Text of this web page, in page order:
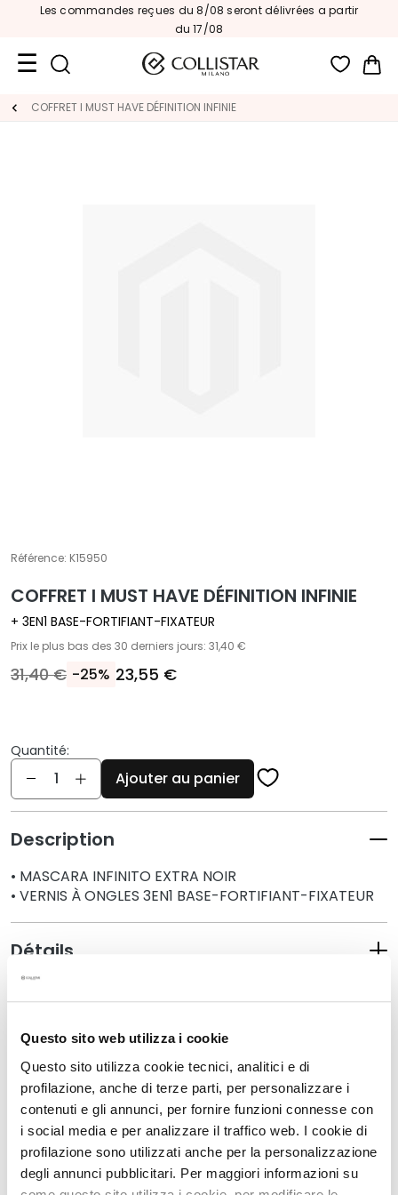
Questo sito web utilizza i cookie
Questo sito utilizza cookie tecnici, analitici e di
profilazione, anche di terze parti, per personalizzare i
contenuti e gli annunci, per fornire funzioni connesse con
i social media e per analizzare il traffico web. I cookie di
profilazione sono utilizzati anche per la personalizzazione
degli annunci pubblicitari. Per maggiori informazioni su
Les commandes reçues du 8/08 seront délivrées a partir
du 17/08
Format
m
n
t
p
f
i
q
e
N
t
o
y
n
t
s
t
d
e
m
COFFRET I MUST HAVE DÉFINITION INFINIE
Référence: K15950
COFFRET I MUST HAVE DÉFINITION INFINIE
+ 3EN1 BASE-FORTIFIANT-FIXATEUR
Prix le plus bas des 30 derniers jours: 31,40 €
23,55 €
31,40 € -25%
Quantité:
Quantité Ajouter au panier
Description
• MASCARA INFINITO EXTRA NOIR
• VERNIS À ONGLES 3EN1 BASE-FORTIFIANT-FIXATEUR
Détails
Mode d'emploi
Produits associés
Ajouter
à
ma
à